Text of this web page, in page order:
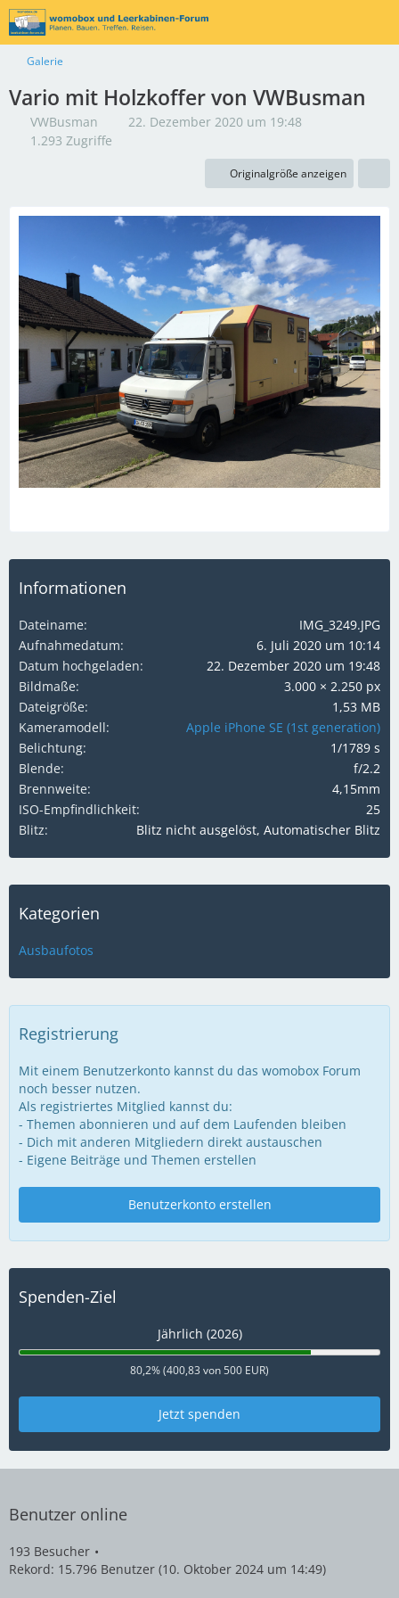
Galerie
Vario mit Holzkoffer von VWBusman
VWBusman
22. Dezember 2020 um 19:48
1.293 Zugriffe
Originalgröße anzeigen
Informationen
Dateiname
IMG_3249.JPG
Aufnahmedatum
6. Juli 2020 um 10:14
Datum hochgeladen
22. Dezember 2020 um 19:48
Bildmaße
3.000 × 2.250 px
Dateigröße
1,53 MB
Kameramodell
Apple iPhone SE (1st generation)
Belichtung
1/1789 s
Blende
f/2.2
Brennweite
4,15mm
ISO-Empfindlichkeit
25
Blitz
Blitz nicht ausgelöst, Automatischer Blitz
Kategorien
Ausbaufotos
Registrierung
Mit einem Benutzerkonto kannst du das womobox Forum
noch besser nutzen.
Als registriertes Mitglied kannst du:
- Themen abonnieren und auf dem Laufenden bleiben
- Dich mit anderen Mitgliedern direkt austauschen
- Eigene Beiträge und Themen erstellen
Benutzerkonto erstellen
Spenden-Ziel
Jährlich (2026)
80,2% (400,83 von 500 EUR)
Jetzt spenden
Benutzer online
193 Besucher
Rekord: 15.796 Benutzer (10. Oktober 2024 um 14:49)